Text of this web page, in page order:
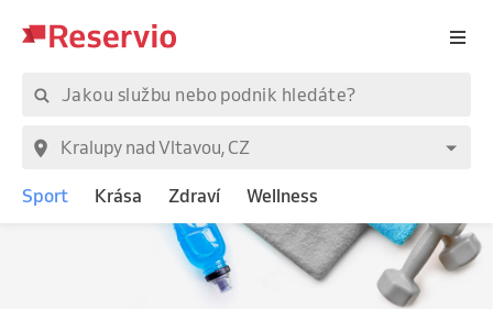
Sport Krása Zdraví Wellness